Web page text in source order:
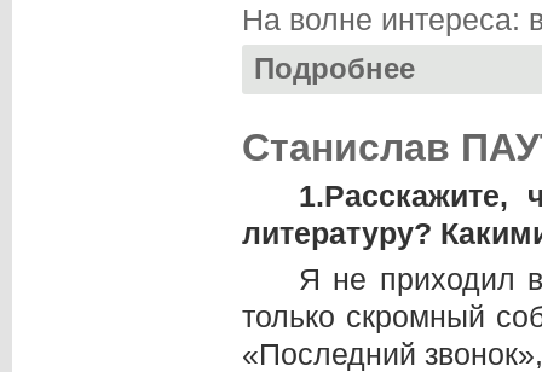
На волне интереса:
Подробнее
Станислав
1.Расскажите,
литературу?
Я не приходил
только скромный
«Последний